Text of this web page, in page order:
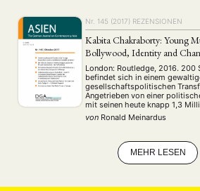
Nr. 145 (2017) REZENSIONEN
Kabita Chakraborty: Young
Bollywood, Identity and
London: Routledge, 2016. 200
befindet sich in einem
gesellschaftspolitischen
Angetrieben von einer
mit seinen heute knapp 1,3
neues Zeitalter der Prosperität
Öffnung zur Außenwelt statt,
Implikationen …
von Ronald Meinardus
MEHR LESEN